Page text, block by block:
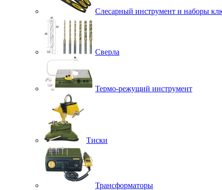
Слесарный инструмент и наборы
Сверла
Термо-режущий инструмент
Тиски
Трансформаторы